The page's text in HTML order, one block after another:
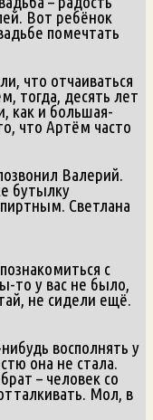
Вот ребёнок
помечтать
что отчаиваться
тогда, десять лет
как и большая-
что Артём часто
Валерий.
бутылку
Светлана
с
то у вас не было,
не сидели ещё.
восполнять у
она не стала.
– человек со
Мол, в